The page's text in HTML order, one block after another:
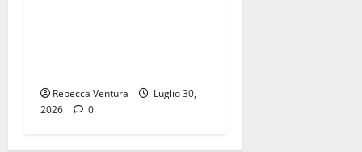
Rebecca Ventura
Luglio 30,
2026
0